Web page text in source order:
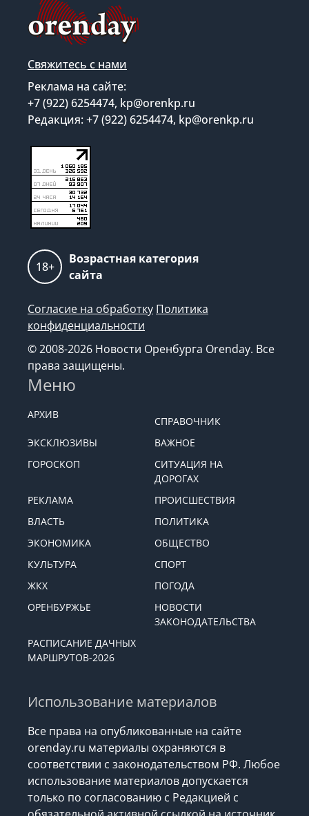
Свяжитесь с нами
Реклама на сайте:
+7 (922) 6254474, kp@orenkp.ru
Редакция: +7 (922) 6254474, kp@orenkp.ru
18+
Возрастная категория
сайта
Согласие на обработку Политика
конфиденциальности
© 2008-2026 Новости Оренбурга Orenday. Все
права защищены.
Меню
АРХИВ
СПРАВОЧНИК
ЭКСКЛЮЗИВЫ
ВАЖНОЕ
ГОРОСКОП
СИТУАЦИЯ НА
ДОРОГАХ
РЕКЛАМА
ПРОИСШЕСТВИЯ
ВЛАСТЬ
ПОЛИТИКА
ЭКОНОМИКА
ОБЩЕСТВО
КУЛЬТУРА
СПОРТ
ЖКХ
ПОГОДА
ОРЕНБУРЖЬЕ
НОВОСТИ
ЗАКОНОДАТЕЛЬСТВА
РАСПИСАНИЕ ДАЧНЫХ
МАРШРУТОВ-2026
Использование материалов
Все права на опубликованные на сайте
orenday.ru материалы охраняются в
соответствии с законодательством РФ. Любое
использование материалов допускается
только по согласованию с Редакцией с